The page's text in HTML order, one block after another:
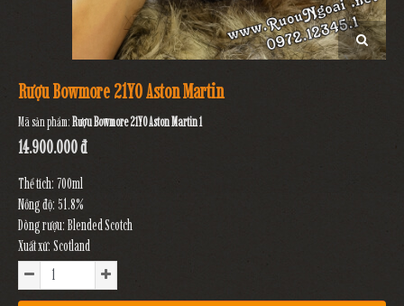
Rượu Bowmore 21YO Aston Martin
Mã sản phẩm:Rượu Bowmore 21YO Aston Martin 1
14.900.000 đ
Thể tích: 700ml
Nồng độ: 51.8%
Dòng rượu: Blended Scotch
Xuất xứ: Scotland